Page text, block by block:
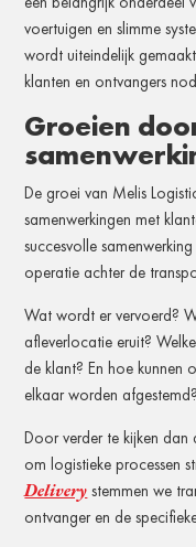
voertuigen en slimme
wordt uiteindelijk
klanten en ontvangers
Groeien
De groei van Melis
samenwerkingen met
succesvolle
operatie achter de
Wat wordt er vervoerd?
afleverlocatie eruit?
de klant? En hoe kunnen
elkaar worden afgestemd?
Door verder te kijken
om logistieke processen
Delivery stemmen we
ontvanger en de